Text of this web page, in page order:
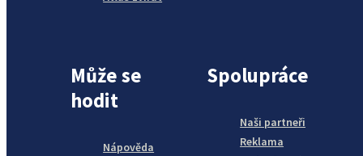
Může se
hodit
Nápověda
Spolupráce
Naši partneři
Reklama